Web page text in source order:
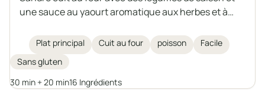
une sauce au yaourt aromatique aux herbes et à
également préparer avec un autre poisson de taille
moyenne, d’eau douce ou de mer.
Plat principal Cuit au four poisson
Facile
Sans gluten
30 min + 20 min16 Ingrédients